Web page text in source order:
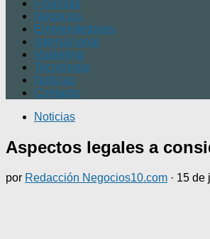
Finanzas
Negocios
Emprendedores
Internacional
Marketing
Tecnología
Noticias
Contacto
Noticias
Aspectos legales a
por Redacción Negocios10.com · 15 de